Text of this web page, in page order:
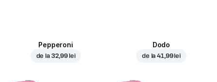
Pepperoni
de la 32,99 lei
Dodo
de la41,99 lei